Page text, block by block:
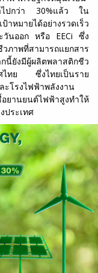
าไปกว่า 30%แล้ว ใน
หมายได้อย่างรวดเร็ว
ะวันออก หรือ EECi ซึ่ง
วภาพที่สามารถแยกสาร
ยังมีผู้ผลิตพลาสติกชีว
ศไทย ซึ่งไทยเป็นราย
ะโรงไฟฟ้าพลังงาน
ยานยนต์ไฟฟ้าสูงทำให้
ประเทศ